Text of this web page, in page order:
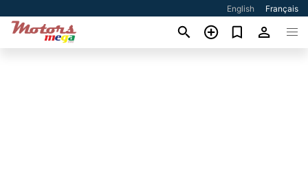
English Français